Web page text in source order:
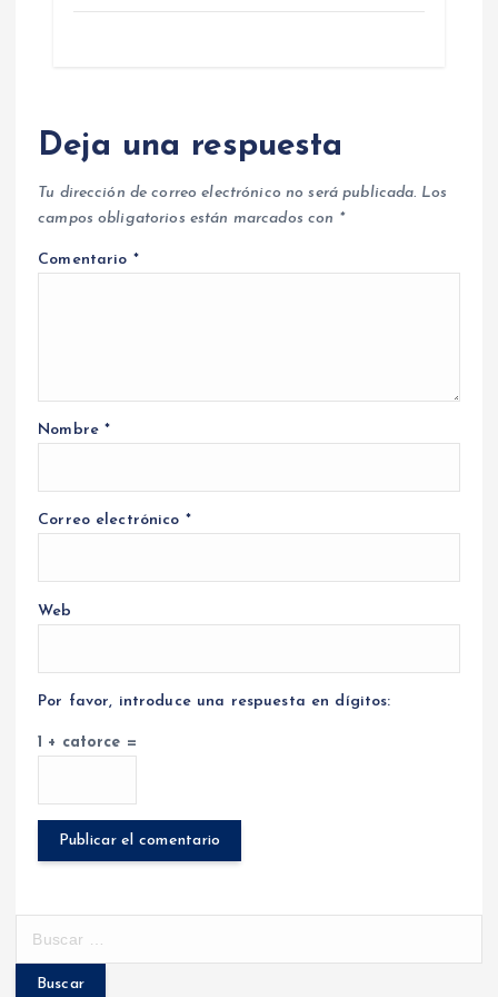
Deja una respuesta
Tu dirección de correo electrónico no será publicada. Los
campos obligatorios están marcados con *
Comentario *
Nombre*
Correo electrónico *
Web
Por favor, introduce una respuesta en dígitos:
1 + catorce =